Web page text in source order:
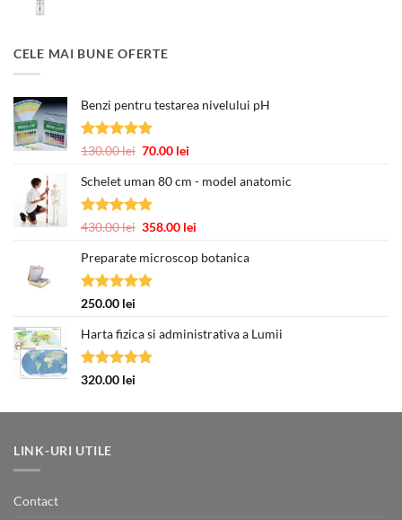
463.00 lei.
CELE MAI BUNE OFERTE
Benzi pentru testarea nivelului pH
Evaluat la
130.00lei Prețul
a
fost:
70.00 lei
este:
Schelet uman 80 cm - model anatomic
Evaluat la
430.00lei Prețul
a
fost:
358.00 lei
este:
Preparate microscop botanica
Evaluat la
250.00 lei
Harta fizica si administrativa a Lumii
Evaluat la
320.00 lei
LINK-URI UTILE
Contact